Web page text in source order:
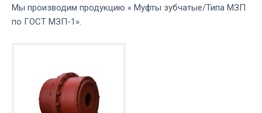
Мы производим продукцию « Муфты зубчатые/Типа МЗП
по ГОСТ МЗП-1».